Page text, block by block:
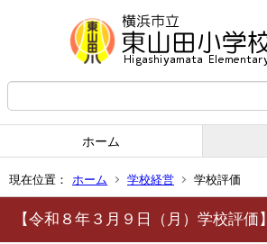
ホーム
現在位置： ホーム 学校経営 学校評価
【令和８年３月９日（月）学校評価】